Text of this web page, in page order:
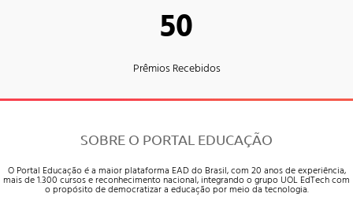
50
Prêmios Recebidos
SOBRE O PORTAL EDUCAÇÃO
O Portal Educação é a maior plataforma EAD do Brasil, com 20 anos de experiência,
mais de 1.300 cursos e reconhecimento nacional, integrando o grupo UOL EdTech com
o propósito de democratizar a educação por meio da tecnologia.